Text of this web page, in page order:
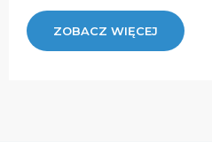
ZOBACZ WIĘCEJ